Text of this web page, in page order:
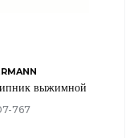
выжимной
767